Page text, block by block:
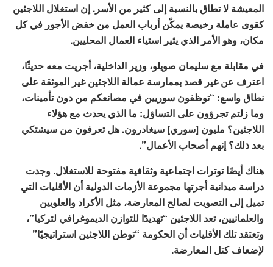
المعيشة لا تطاق بالنسبة إلى كثير من الأسر. إن استغلال اللاجئين
كقوى عاملة رخيصة يمكّن أرباب العمل من خفض الأجور في كل
مكان، وهو الأمر الذي يثير استياء العمال المحليين.
في مقابلة مع سليمان صويلو، وزير الداخلية، أجريت معه حديثًا،
اعترف عن غير قصد بممارسة عمالة اللاجئين غير الموثقة على
نطاق واسع: “توظفون سوريين في مصانعكم من دون تأمينات،
وما زلتم تجرؤون على التساؤل: ما الذي يحدث مع هؤلاء
اللاجئين؟ مليون [سوري] سيغادرون. هل تعرفون من سيشتكي
بعد ذلك؟ إنهم أصحاب الأعمال”.
هناك أيضًا توترات اجتماعية وثقافية مفتوحة للاستغلال. وجدت
دراسة ميدانية أجرتها مجموعة الأزمات الدولية أن الأقليات التي
تميل إلى التصويت لصالح المعارضة، مثل الأكراد والعلويين
والعلمانيين، تعد اللاجئين “تهديدًا للتوازن الديموغرافي لتركيا”،
وتعتقد تلك الأقليات أن الحكومة “توطن اللاجئين استراتيجيًا”
لإضعاف كتل المعارضة.